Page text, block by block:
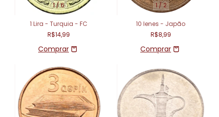
1/6
1 Lira - Turquia - FC
R$14,99
1/2
10 Ienes - Japão
R$8,99